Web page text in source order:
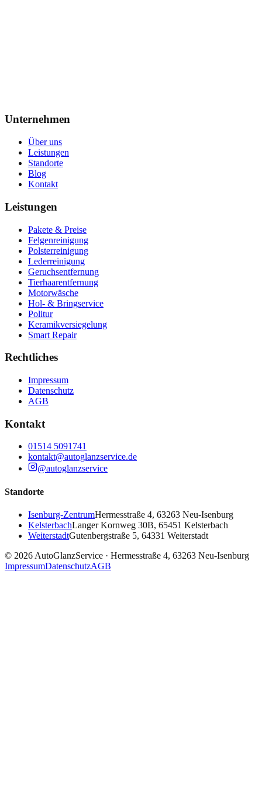
Unternehmen
Über uns
Leistungen
Standorte
Blog
Kontakt
Leistungen
Pakete & Preise
Felgenreinigung
Polsterreinigung
Lederreinigung
Geruchsentfernung
Tierhaarentfernung
Motorwäsche
Hol- & Bringservice
Politur
Keramikversiegelung
Smart Repair
Rechtliches
Impressum
Datenschutz
AGB
Kontakt
01514 5091741
kontakt@autoglanzservice.de
@autoglanzservice
Standorte
Isenburg-ZentrumHermesstraße 4, 63263 Neu-Isenburg
KelsterbachLanger Kornweg 30B, 65451 Kelsterbach
WeiterstadtGutenbergstraße 5, 64331 Weiterstadt
© 2026 AutoGlanzService · Hermesstraße 4, 63263 Neu-Isenburg
ImpressumDatenschutzAGB